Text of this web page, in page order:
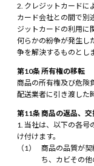
クレジットカードに
カード会社との間で別
ジットカードの利用に
何らかの紛争が発生し
争を解決するものとし
第10条 所有権の移転
商品の所有権及び危険
配送業者に引き渡した
第11条 商品の返品、
当社は、以下の各号
け付けます。
商品の品質が
ち、カビその